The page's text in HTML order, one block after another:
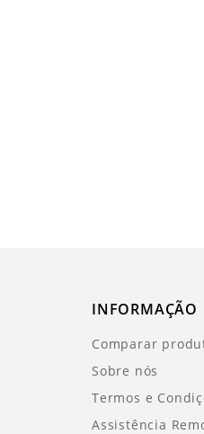
INFORMAÇÃO
Comparar
Sobre nós
Termos e
Assistência